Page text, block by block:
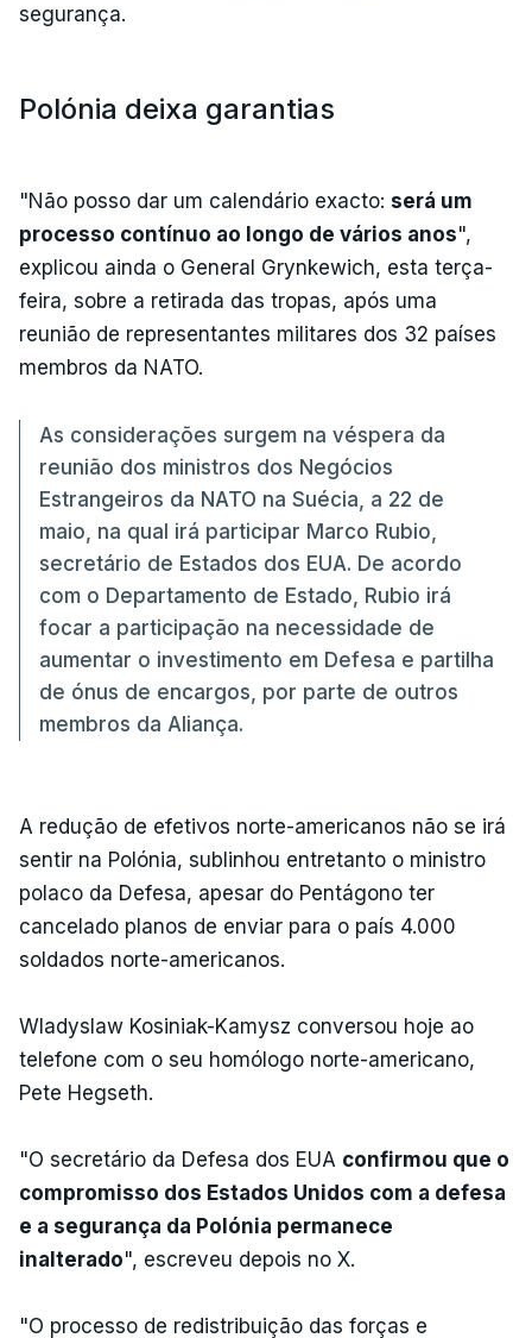
segurança.
Polónia deixa garantias
"Não posso dar um calendário exacto: será um
processo contínuo ao longo de vários anos",
explicou ainda o General Grynkewich, esta terça-
feira, sobre a retirada das tropas, após uma
reunião de representantes militares dos 32 países
membros da NATO.
As considerações surgem na véspera da
reunião dos ministros dos Negócios
Estrangeiros da NATO na Suécia, a 22 de
maio, na qual irá participar Marco Rubio,
secretário de Estados dos EUA. De acordo
com o Departamento de Estado, Rubio irá
focar a participação na necessidade de
aumentar o investimento em Defesa e partilha
de ónus de encargos, por parte de outros
membros da Aliança.
A redução de efetivos norte-americanos não se irá
sentir na Polónia, sublinhou entretanto o ministro
polaco da Defesa, apesar do Pentágono ter
cancelado planos de enviar para o país 4.000
soldados norte-americanos.
Wladyslaw Kosiniak-Kamysz conversou hoje ao
telefone com o seu homólogo norte-americano,
Pete Hegseth.
"O secretário da Defesa dos EUA confirmou que o
compromisso dos Estados Unidos com a defesa
e a segurança da Polónia permanece
inalterado", escreveu depois no X.
"O processo de redistribuição das forças e